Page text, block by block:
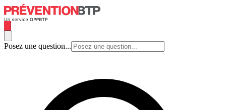
Posez une question...